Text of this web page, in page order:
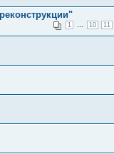
1 10 11